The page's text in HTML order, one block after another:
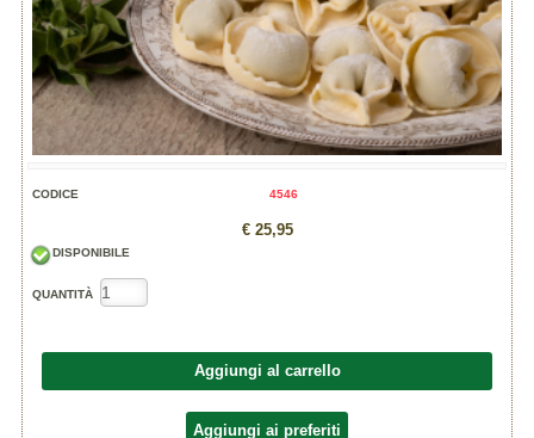
CODICE 4546
€ 25,95
DISPONIBILE
QUANTITÀ
Aggiungi al carrello
Aggiungi ai preferiti